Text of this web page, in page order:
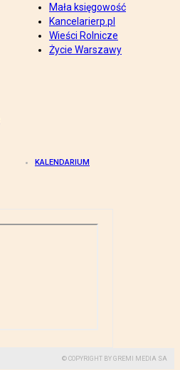
Mała księgowość
Kancelarierp.pl
Wieści Rolnicze
Życie Warszawy
KALENDARIUM
© COPYRIGHT BY GREMI MEDIA SA